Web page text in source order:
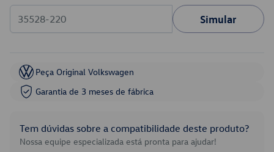
Simular
Peça Original Volkswagen
Garantia de 3 meses de fábrica
Tem dúvidas sobre a compatibilidade deste produto?
Nossa equipe especializada está pronta para ajudar!